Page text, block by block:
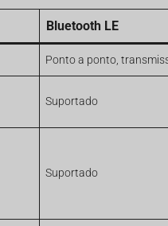
Bluetooth LE
Ponto a ponto,
Suportado
Suportado